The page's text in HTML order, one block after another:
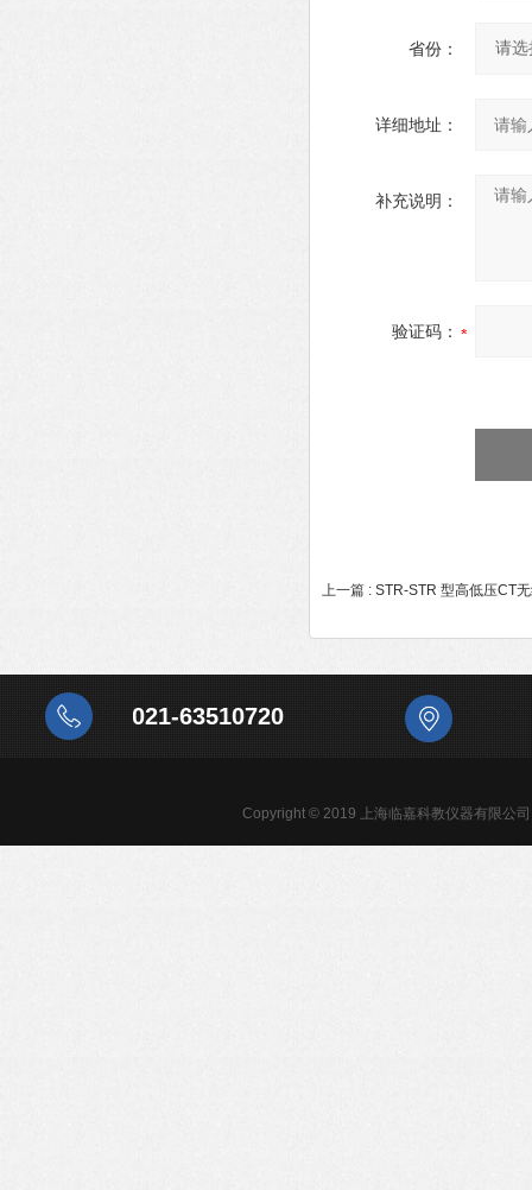
省份：
详细地址：
补充说明：
验证码：
上一篇 : STR-STR 型高低压CT
021-63510720
Copyright © 2019 上海临嘉科教仪器有限公